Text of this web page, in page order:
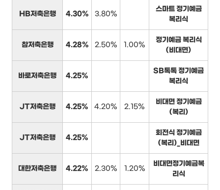
HB저축은행 4.30% 3.80%
스마트 정기예금
복리식
참저축은행 4.28% 2.50% 1.00%
정기예금 복리식
(비대면)
바로저축은행 4.25%
SB톡톡 정기예금
복리식
JT저축은행 4.25% 4.20% 2.15%
비대면 정기예금
(복리)
JT저축은행 4.25%
회전식 정기예금
(복리)_비대면
대한저축은행 4.22% 2.30% 1.20%
비대면정기예금복
리식